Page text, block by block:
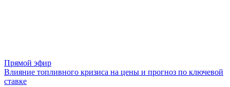
Прямой эфир
Влияние топливного кризиса на цены и прогноз по ключевой
ставке